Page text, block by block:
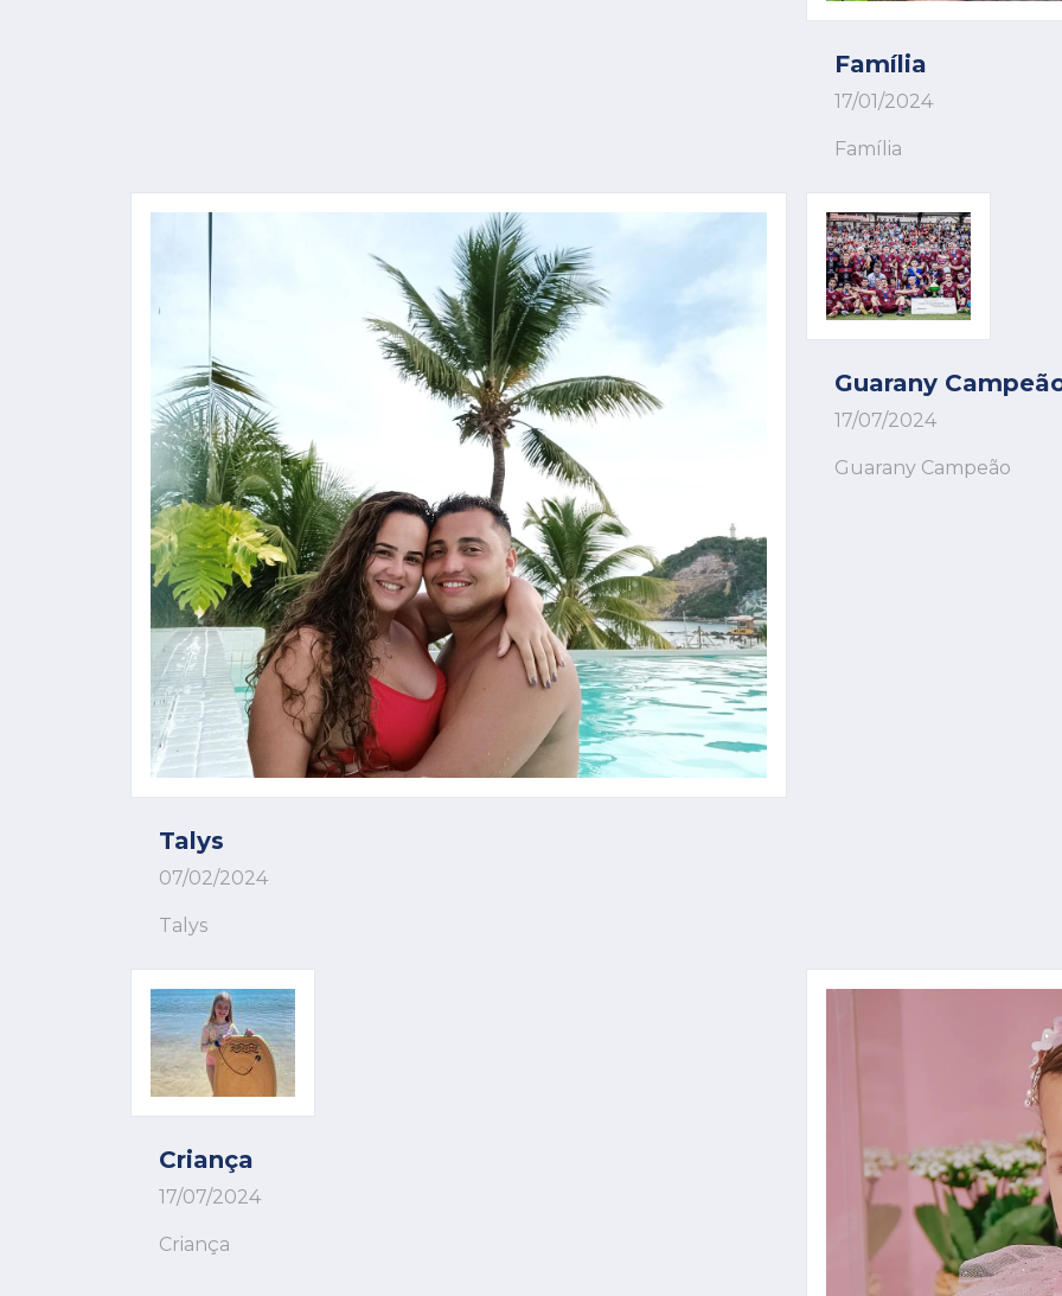
Família
17/01/2024
Família
Talys
07/02/2024
Talys
Guarany
17/07/2024
Guarany Campeão
Criança
17/07/2024
Criança